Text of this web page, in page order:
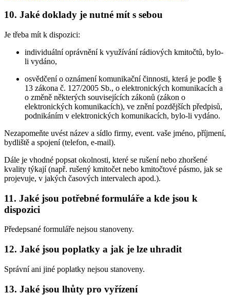
10. Jaké doklady je nutné mít s sebou
Je třeba mít k dispozici:
individuální oprávnění k využívání rádiových kmitočtů, bylo-
li vydáno,
osvědčení o oznámení komunikační činnosti, která je podle §
13 zákona č. 127/2005 Sb., o elektronických komunikacích a
o změně některých souvisejících zákonů (zákon o
elektronických komunikacích), ve znění pozdějších předpisů,
podnikáním v elektronických komunikacích, bylo-li vydáno.
Nezapomeňte uvést název a sídlo firmy, event. vaše jméno, příjmení,
bydliště a spojení (telefon, e-mail).
Dále je vhodné popsat okolnosti, které se rušení nebo zhoršené
kvality týkají (např. rušený kmitočet nebo kmitočtové pásmo, jak se
projevuje, v jakých časových intervalech apod.).
11. Jaké jsou potřebné formuláře a kde jsou k
dispozici
Předepsané formuláře nejsou stanoveny.
12. Jaké jsou poplatky a jak je lze uhradit
Správní ani jiné poplatky nejsou stanoveny.
13. Jaké jsou lhůty pro vyřízení